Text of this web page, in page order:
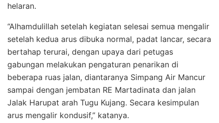
helaran.
“Alhamdulillah setelah kegiatan selesai semua mengalir
setelah kedua arus dibuka normal, padat lancar, secara
bertahap terurai, dengan upaya dari petugas
gabungan melakukan pengaturan penarikan di
beberapa ruas jalan, diantaranya Simpang Air Mancur
sampai dengan jembatan RE Martadinata dan jalan
Jalak Harupat arah Tugu Kujang. Secara kesimpulan
arus mengalir kondusif,” katanya.